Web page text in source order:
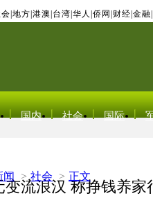
地方 港澳 台湾 华人 侨网 财经 金融
国内 社会 国际
闻 > 社会 > 正文
变流浪汉 称挣钱养家